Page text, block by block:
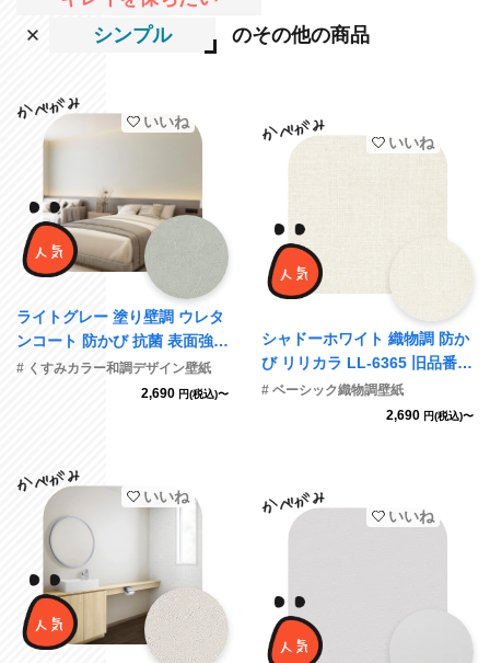
シンプル
のその他の商品
いいね
ライトグレー 塗り壁調 ウレタ
ンコート 防かび 抗菌 表面強化
撥水 サンゲツ TH34805
# くすみカラー和調デザイン壁紙
2,690 円(税込)〜
いいね
シャドーホワイト 織物調 防か
び リリカラ LL-6365 旧品番L
L-7159
# ベーシック織物調壁紙
2,690 円(税込)〜
いいね
いいね